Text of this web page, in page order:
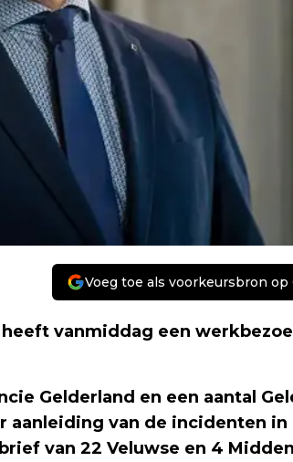
Voeg toe als voorkeursbron op
vanmiddag een
Gelderland en een aantal
aanleiding van de incidenten
van 22 Veluwse en 4